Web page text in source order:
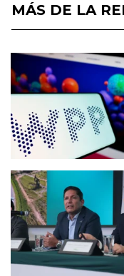
MÁS DE LA